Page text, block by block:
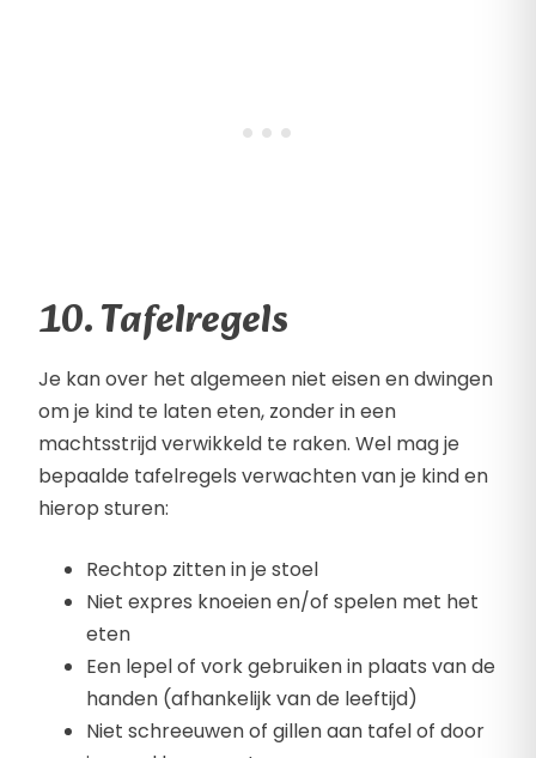
10. Tafelregels
Je kan over het algemeen niet eisen en dwingen
om je kind te laten eten, zonder in een
machtsstrijd verwikkeld te raken. Wel mag je
bepaalde tafelregels verwachten van je kind en
hierop sturen:
Rechtop zitten in je stoel
Niet expres knoeien en/of spelen met het
eten
Een lepel of vork gebruiken in plaats van de
handen (afhankelijk van de leeftijd)
Niet schreeuwen of gillen aan tafel of door